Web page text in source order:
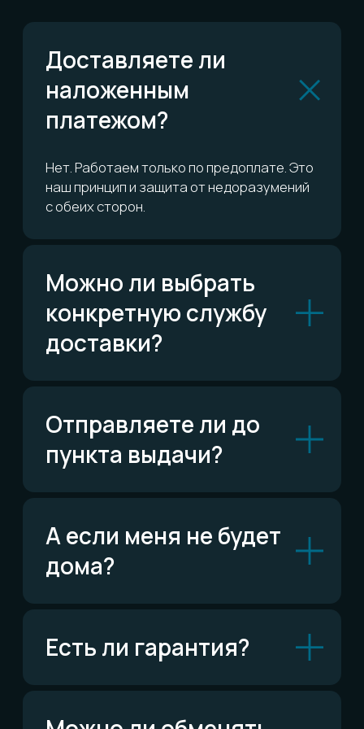
Сколько это всё
стоит?
ОСТАЛИСЬ ВОПРОСЫ?
Telegram
Написать в Telegram
ВКонтакте
Возможно,